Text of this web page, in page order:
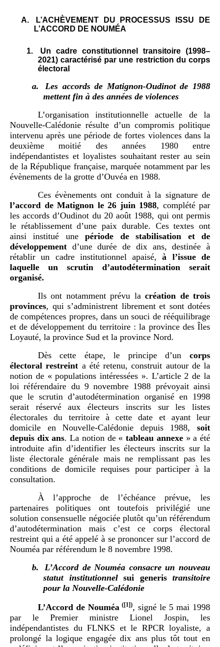
A.
L’ACHÈVEMENT DU PROCESSUS ISSU DE
L’ACCORD DE NOUMÉA
1.
Un cadre constitutionnel transitoire (1998–
2021) caractérisé par une restriction du corps
électoral
a.
Les accords de Matignon-Oudinot de 1988
mettent fin à des années de violences
L’organisation institutionnelle actuelle de la
Nouvelle-Calédonie résulte d’un compromis politique
intervenu après une période de fortes violences dans la
deuxième moitié des années 1980 entre
indépendantistes et loyalistes souhaitant rester au sein
de la République française, marquée notamment par les
évènements de la grotte d’Ouvéa en 1988.
Ces évènements ont conduit à la signature de
l’accord de Matignon le 26 juin 1988, complété par
les accords d’Oudinot du 20 août 1988, qui ont permis
le rétablissement d’une paix durable. Ces textes ont
ainsi institué unepériode de stabilisation et de
développement d’une durée de dix ans, destinée à
rétablir un cadre institutionnel apaisé,à l’issue de
laquelle un scrutin d’autodétermination serait
organisé.
Ils ont notamment prévu lacréation de trois
provinces, qui s’administrent librement et sont dotées
de compétences propres, dans un souci de rééquilibrage
et de développement du territoire : la province des Îles
Loyauté, la province Sud et la province Nord.
Dès cette étape, le principe d’un corps
électoral restreint a été retenu, construit autour de la
notion de « populations intéressées ». L’article 2 de la
loi référendaire du 9 novembre 1988 prévoyait ainsi
que le scrutin d’autodétermination organisé en 1998
serait réservé aux électeurs inscrits sur les listes
électorales du territoire à cette date et ayant leur
domicile en Nouvelle-Calédonie depuis 1988,
soit
depuis dix ans. La notion de «tableau annexe» a été
introduite afin d’identifier les électeurs inscrits sur la
liste électorale générale mais ne remplissant pas les
conditions de domicile requises pour participer à la
consultation.
À l’approche de l’échéance prévue, les
partenaires politiques ont toutefois privilégié une
solution consensuelle négociée plutôt qu’un référendum
d’autodétermination mais c’est ce corps électoral
restreint qui a été appelé à se prononcer sur l’accord de
Nouméa par référendum le 8 novembre 1998.
b.
L’Accord de Nouméa consacre un nouveau
statut institutionnel sui generistransitoire
pour la Nouvelle-Calédonie
L’Accord de Nouméa([1]), signé le 5 mai 1998
par le Premier ministre Lionel Jospin, les
indépendantistes du FLNKS et le RPCR loyaliste, a
prolongé la logique engagée dix ans plus tôt tout en